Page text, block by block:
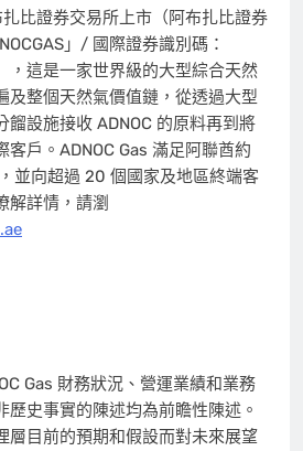
扎比證券交易所上市（阿布扎比證券
」/ 國際證券識別碼：
，這是一家世界級的大型綜合天然
及整個天然氣價值鏈，從透過大型
餾設施接收 ADNOC 的原料再到將
客戶。ADNOC Gas 滿足阿聯酋約
並向超過 20 個國家及地區終端客
解詳情，請瀏
Gas 財務狀況、營運業績和業務
歷史事實的陳述均為前瞻性陳述。
層目前的預期和假設而對未來展望